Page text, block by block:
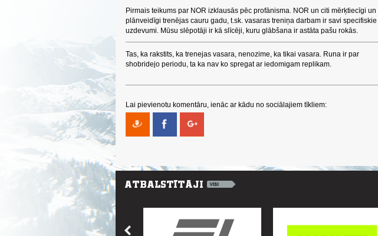
Pirmais teikums par NOR izklausās pēc profānisma. NOR un citi mērķtiecīgi un
plānveidīgi trenējas cauru gadu, t.sk. vasaras treniņa darbam ir savi specifiskie
uzdevumi. Mūsu slēpotāji ir kā slīcēji, kuru glābšana ir astāta pašu rokās.
Tas, ka rakstits, ka trenejas vasara, nenozime, ka tikai vasara. Runa ir par
shobridejo periodu, ta ka nav ko spregat ar iedomigam replikam.
Lai pievienotu komentāru, ienāc ar kādu no sociālajiem tīkliem: